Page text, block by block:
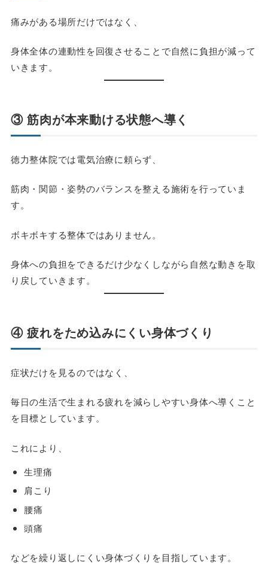
痛みがある場所だけではなく、
身体全体の連動性を回復させることで自然に負担が減って
いきます。
③ 筋肉が本来動ける状態へ導く
徳力整体院では電気治療に頼らず、
筋肉・関節・姿勢のバランスを整える施術を行っていま
す。
ボキボキする整体ではありません。
身体への負担をできるだけ少なくしながら自然な動きを取
り戻していきます。
④ 疲れをため込みにくい身体づくり
症状だけを見るのではなく、
毎日の生活で生まれる疲れを減らしやすい身体へ導くこと
を目標としています。
これにより、
生理痛
肩こり
腰痛
頭痛
などを繰り返しにくい身体づくりを目指しています。